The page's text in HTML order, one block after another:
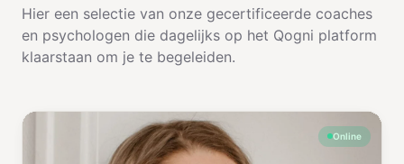
Hier een selectie van onze gecertificeerde coaches
en psychologen die dagelijks op het Qogni platform
klaarstaan om je te begeleiden.
Online